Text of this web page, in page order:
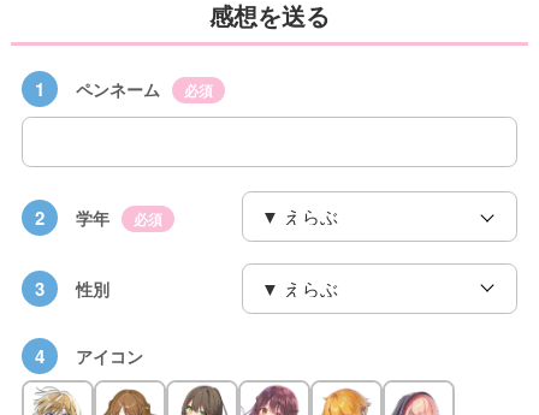
感想を送る
1 ペンネーム 必須
2 学年 必須
3 性別
4 アイコン